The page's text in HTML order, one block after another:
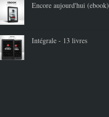
Encore aujourd'hui (ebook)
Intégrale - 13 livres